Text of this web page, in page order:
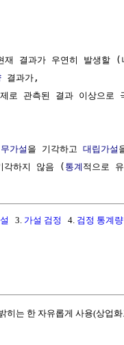
재 결과가 우연히 발생할
결과가,
로 관측된 결과 이상으로
가설 을 기각하고 대립가설
각하지 않음 (통계
3. 가설 검정 4. 검정 통계량
히는 한 자유롭게 사용(상업